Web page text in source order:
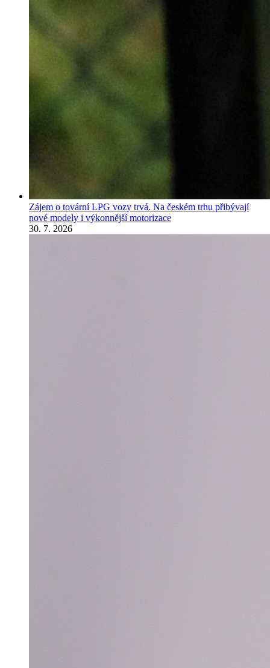
Zájem o tovární LPG vozy trvá. Na českém trhu přibývají
nové modely i výkonnější motorizace
30. 7. 2026